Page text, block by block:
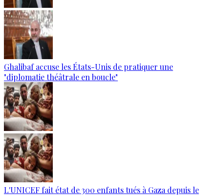
Ghalibaf accuse les États-Unis de pratiquer une
"diplomatie théâtrale en boucle"
L'UNICEF fait état de 300 enfants tués à Gaza depuis le